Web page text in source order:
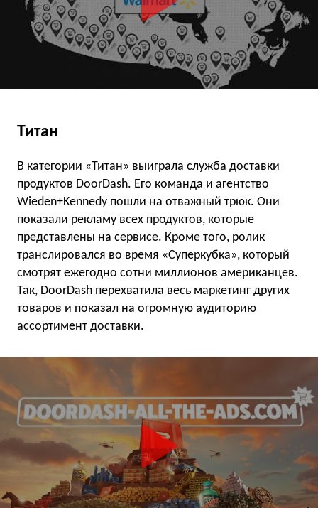
Титан
В категории «Титан» выиграла служба доставки
продуктов DoorDash. Его команда и агентство
Wieden+Kennedy пошли на отважный трюк. Они
показали рекламу всех продуктов, которые
представлены на сервисе. Кроме того, ролик
транслировался во время «Суперкубка», который
смотрят ежегодно сотни миллионов американцев.
Так, DoorDash перехватила весь маркетинг других
товаров и показал на огромную аудиторию
ассортимент доставки.